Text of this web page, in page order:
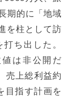
期的に「地域
を柱として訪
ち出した。
は非公開だ
売上総利益約
目指す計画を